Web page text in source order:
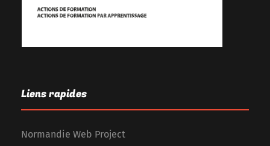
Liens rapides
Normandie Web Project